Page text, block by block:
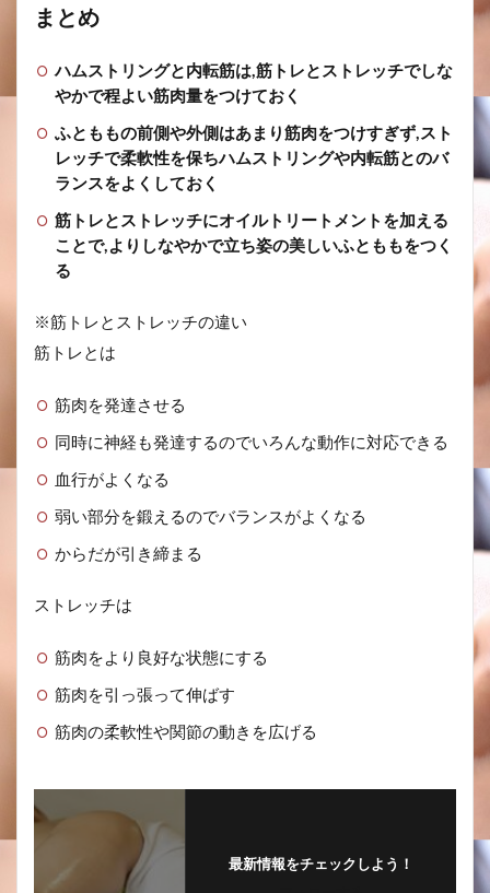
まとめ
ハムストリングと内転筋は,筋トレとストレッチでしな
やかで程よい筋肉量をつけておく
ふとももの前側や外側はあまり筋肉をつけすぎず,スト
レッチで柔軟性を保ちハムストリングや内転筋とのバ
ランスをよくしておく
筋トレとストレッチにオイルトリートメントを加える
ことで,よりしなやかで立ち姿の美しいふとももをつく
る
※筋トレとストレッチの違い
筋トレとは
筋肉を発達させる
同時に神経も発達するのでいろんな動作に対応できる
血行がよくなる
弱い部分を鍛えるのでバランスがよくなる
からだが引き締まる
ストレッチは
筋肉をより良好な状態にする
筋肉を引っ張って伸ばす
筋肉の柔軟性や関節の動きを広げる
最新情報をチェックしよう！